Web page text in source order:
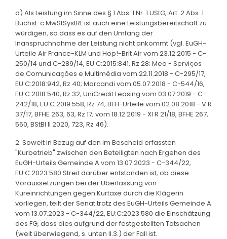
d) Als Leistung im Sinne des § 1 Abs. 1 Nr. 1 UStG, Art. 2 Abs. 1
Buchst. c MwStSystRL ist auch eine Leistungsbereitschaft zu
würdigen, so dass es auf den Umfang der
Inanspruchnahme der Leistung nicht ankommt (vgl. EuGH-
Urteile Air France-KLM und Hop!-Brit Air vom 23.12.2015 - C-
250/14 und C-289/14, EU:C:2015:841, Rz 28; Meo - Serviços
de Comunicações e Multimédia vom 22.11.2018 - C-295/17,
EU:C:2018:942, Rz 40; Marcandi vom 05.07.2018 - C-544/16,
EU:C:2018:540, Rz 32; UniCredit Leasing vom 03.07.2019 - C-
242/18, EU:C:2019:558, Rz 74; BFH-Urteile vom 02.08.2018 - V R
37/17, BFHE 263, 63, Rz 17; vom 18.12.2019 - XI R 21/18, BFHE 267,
560, BStBl II 2020, 723, Rz 46).
2. Soweit in Bezug auf den im Bescheid erfassten
"Kurbetrieb" zwischen den Beteiligten nach Ergehen des
EuGH-Urteils Gemeinde A vom 13.07.2023 - C-344/22,
EU:C:2023:580 Streit darüber entstanden ist, ob diese
Voraussetzungen bei der Überlassung von
Kureinrichtungen gegen Kurtaxe durch die Klägerin
vorliegen, teilt der Senat trotz des EuGH-Urteils Gemeinde A
vom 13.07.2023 - C-344/22, EU:C:2023:580 die Einschätzung
des FG, dass dies aufgrund der festgestellten Tatsachen
(weit überwiegend, s. unten II.3.) der Fall ist.